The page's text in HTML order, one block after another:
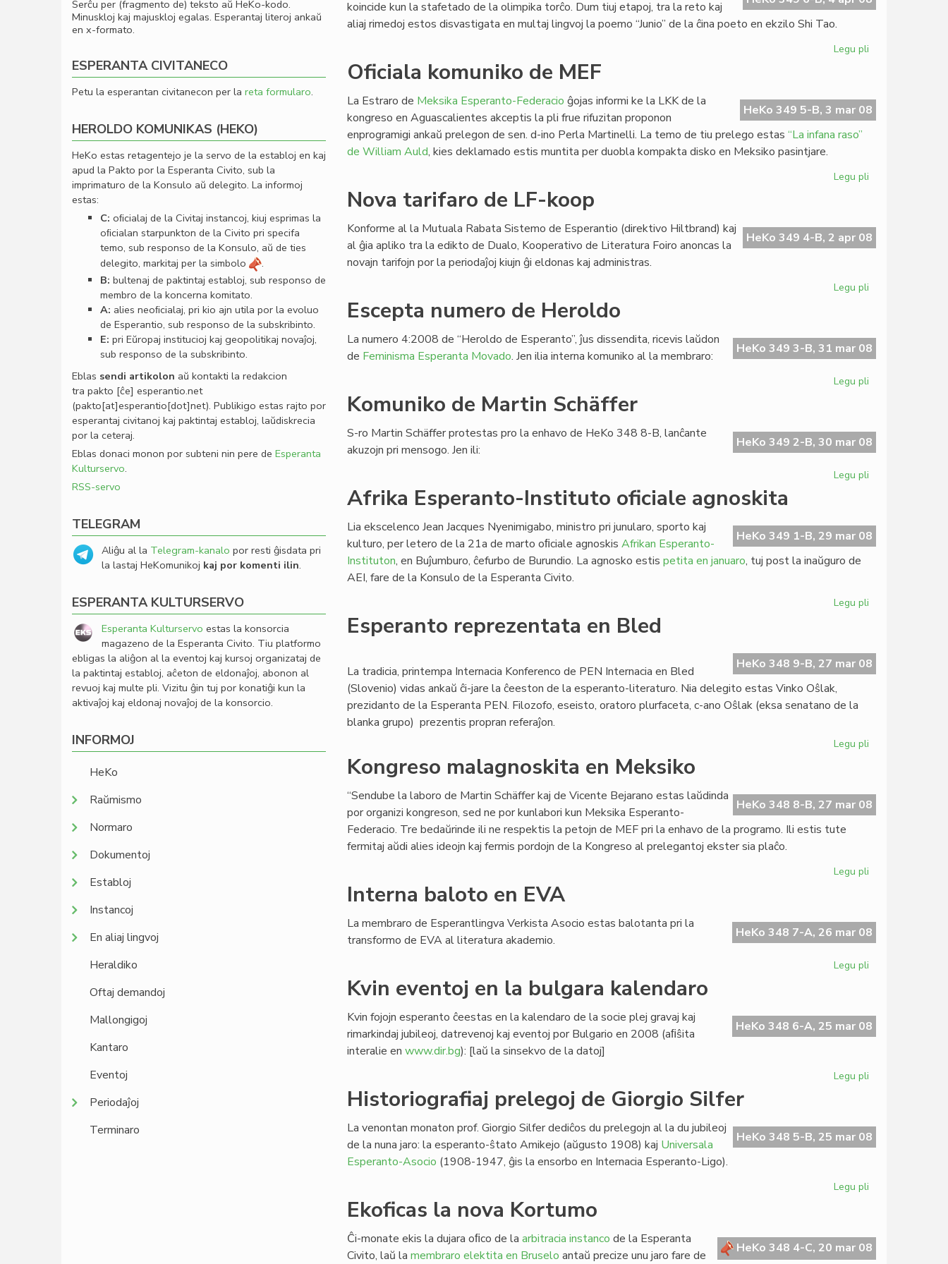
koincide kun la stafetado de la olimpika torĉo. Dum tiuj etapoj, tra la reto kaj
aliaj rimedoj estos disvastigata en multaj lingvoj la poemo “Junio” de la ĉina poeto en ekzilo Shi Tao.
Legu pli
en
Ĉinio
Oficiala komuniko de MEF
HeKo 349 5-B, 3 mar 08
La Estraro de Meksika Esperanto-Federacio ĝojas informi ke la LKK de la
kongreso en Aguascalientes akceptis la pli frue rifuzitan proponon
enprogramigi ankaŭ prelegon de sen. d-ino Perla Martinelli. La temo de tiu prelego estas “La infana raso”
de William Auld, kies deklamado estis muntita per duobla kompakta disko en Meksiko pasintjare.
Legu pli
MEF
Nova tarifaro de LF-koop
HeKo 349 4-B, 2 apr 08
Konforme al la Mutuala Rabata Sistemo de Esperantio (direktivo Hiltbrand) kaj
al ĝia apliko tra la edikto de Dualo, Kooperativo de Literatura Foiro anoncas la
novajn tarifojn por la periodaĵoj kiujn ĝi eldonas kaj administras.
Legu pli
LF-
koop
Escepta numero de Heroldo
HeKo 349 3-B, 31 mar 08
La numero 4:2008 de “Heroldo de Esperanto”, ĵus dissendita, ricevis laŭdon
de Feminisma Esperanta Movado. Jen ilia interna komuniko al la membraro:
Legu pli
Heroldo
Komuniko de Martin Schäffer
HeKo 349 2-B, 30 mar 08
S-ro Martin Schäffer protestas pro la enhavo de HeKo 348 8-B, lanĉante
akuzojn pri mensogo. Jen ili:
Legu pli
Schäffer
Afrika Esperanto-Instituto oficiale agnoskita
HeKo 349 1-B, 29 mar 08
Lia ekscelenco Jean Jacques Nyenimigabo, ministro pri junularo, sporto kaj
kulturo, per letero de la 21a de marto oﬁciale agnoskis Afrikan Esperanto-
Instituton, en Buĵumburo, ĉefurbo de Burundio. La agnosko estis petita en januaro, tuj post la inaŭguro de
AEI, fare de la Konsulo de la Esperanta Civito.
Legu pli
oficiale
agnoskita
Esperanto reprezentata en Bled
HeKo 348 9-B, 27 mar 08
La tradicia, printempa Internacia Konferenco de PEN Internacia en Bled
(Slovenio) vidas ankaŭ ĉi-jare la ĉeeston de la esperanto-literaturo. Nia delegito estas Vinko Oŝlak,
prezidanto de la Esperanta PEN. Filozofo, eseisto, oratoro plurfaceta, c-ano Oŝlak (eksa senatano de la
blanka grupo) prezentis propran referaĵon.
Legu pli
Bled
Kongreso malagnoskita en Meksiko
HeKo 348 8-B, 27 mar 08
“Sendube la laboro de Martin Schäffer kaj de Vicente Bejarano estas laŭdinda
por organizi kongreson, sed ne por kunlabori kun Meksika Esperanto-
Federacio. Tre bedaŭrinde ili ne respektis la petojn de MEF pri la enhavo de la programo. Ili estis tute
fermitaj aŭdi alies ideojn kaj fermis pordojn de la Kongreso al prelegantoj ekster sia plaĉo.
Legu pli
Meksiko
Interna baloto en EVA
HeKo 348 7-A, 26 mar 08
La membraro de Esperantlingva Verkista Asocio estas balotanta pri la
transformo de EVA al literatura akademio.
Legu pli
EVA
Kvin eventoj en la bulgara kalendaro
HeKo 348 6-A, 25 mar 08
Kvin fojojn esperanto ĉeestas en la kalendaro de la socie plej gravaj kaj
rimarkindaj jubileoj, datrevenoj kaj eventoj por Bulgario en 2008 (aﬁŝita
interalie en www.dir.bg): [laŭ la sinsekvo de la datoj]
Legu pli
la
bulgara
Historiografiaj prelegoj de Giorgio Silfer
HeKo 348 5-B, 25 mar 08
La venontan monaton prof. Giorgio Silfer dediĉos du prelegojn al la du jubileoj
de la nuna jaro: la esperanto-ŝtato Amikejo (aŭgusto 1908) kaj Universala
Esperanto-Asocio (1908-1947, ĝis la ensorbo en Internacia Esperanto-Ligo).
Legu pli
Giorgio
Silfer
Ekoficas la nova Kortumo
HeKo 348 4-C, 20 mar 08
Ĉi-monate ekis la dujara oﬁco de la arbitracia instanco de la Esperanta
Civito, laŭ la membraro elektita en Bruselo antaŭ precize unu jaro fare de
Serĉu per (fragmento de) teksto aŭ HeKo-kodo.
Minuskloj kaj majuskloj egalas. Esperantaj literoj ankaŭ
en x-formato.
ESPERANTA CIVITANECO
Petu la esperantan civitanecon per la reta formularo.
HEROLDO KOMUNIKAS (HEKO)
HeKo estas retagentejo je la servo de la establoj en kaj
apud la Pakto por la Esperanta Civito, sub la
imprimaturo de la Konsulo aŭ delegito. La informoj
estas:
C: oﬁcialaj de la Civitaj instancoj, kiuj esprimas la
oﬁcialan starpunkton de la Civito pri specifa
temo, sub responso de la Konsulo, aŭ de ties
delegito, markitaj per la simbolo
.
B: bultenaj de paktintaj establoj, sub responso de
membro de la koncerna komitato.
A: alies neoﬁcialaj, pri kio ajn utila por la evoluo
de Esperantio, sub responso de la subskribinto.
E: pri Eŭropaj institucioj kaj geopolitikaj novaĵoj,
sub responso de la subskribinto.
Eblas sendi artikolon aŭ kontakti la redakcion
tra pakto [ĉe] esperantio.net
(pakto[at]esperantio[dot]net). Publikigo estas rajto por
esperantaj civitanoj kaj paktintaj establoj, laŭdiskrecia
por la ceteraj.
Eblas donaci monon por subteni nin pere de Esperanta
Kulturservo.
RSS-servo
TELEGRAM
Aliĝu al la Telegram-kanalo por resti ĝisdata pri
la lastaj HeKomunikoj kaj por komenti ilin.
ESPERANTA KULTURSERVO
Esperanta Kulturservo estas la konsorcia
magazeno de la Esperanta Civito. Tiu platformo
ebligas la aliĝon al la eventoj kaj kursoj organizataj de
la paktintaj establoj, aĉeton de eldonaĵoj, abonon al
revuoj kaj multe pli. Vizitu ĝin tuj por konatiĝi kun la
aktivaĵoj kaj eldonaj novaĵoj de la konsorcio.
INFORMOJ
HeKo
Raŭmismo
Normaro
Dokumentoj
Establoj
Instancoj
En aliaj lingvoj
Heraldiko
Oftaj demandoj
Mallongigoj
Kantaro
Eventoj
Periodaĵoj
Terminaro